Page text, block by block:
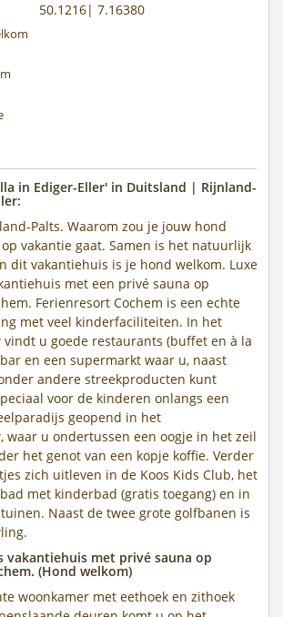
50.1216| 7.16380
in Ediger-Eller' in Duitsland | Rijnland-
Palts. Waarom zou je jouw hond
vakantie gaat. Samen is het natuurlijk
dit vakantiehuis is je hond welkom. Luxe
met een privé sauna op
Ferienresort Cochem is een echte
met veel kinderfaciliteiten. In het
u goede restaurants (buffet en à la
en een supermarkt waar u, naast
andere streekproducten kunt
voor de kinderen onlangs een
geopend in het
waar u ondertussen een oogje in het zeil
het genot van een kopje koffie. Verder
zich uitleven in de Koos Kids Club, het
met kinderbad (gratis toegang) en in
Naast de twee grote golfbanen is
vakantiehuis met privé sauna op
(Hond welkom)
woonkamer met eethoek en zithoek